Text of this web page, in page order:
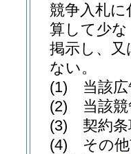
競争入札
算して少
掲示し、
ない。
(1)
当該
(2)
当該
(3)
契約
(4)
その